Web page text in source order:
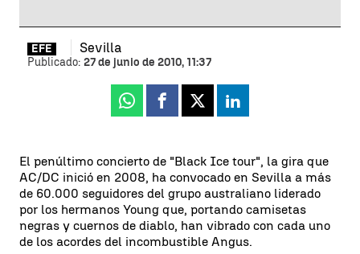
EFE Sevilla
Publicado: 27 de junio de 2010, 11:37
Whatsapp
Facebook
X Linkedin
El penúltimo concierto de "Black Ice tour", la gira que
AC/DC inició en 2008, ha convocado en Sevilla a más
de 60.000 seguidores del grupo australiano liderado
por los hermanos Young que, portando camisetas
negras y cuernos de diablo, han vibrado con cada uno
de los acordes del incombustible Angus.